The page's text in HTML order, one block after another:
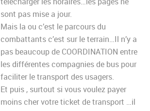
sont pas mise a jour.
Mais la ou c’est le parcours du
combattants c’est sur le terrain…Il n’y a
pas beaucoup de COORDINATION entre
les différentes compagnies de bus pour
faciliter le transport des usagers.
Et puis , surtout si vous voulez payer
moins cher votre ticket de transport …il